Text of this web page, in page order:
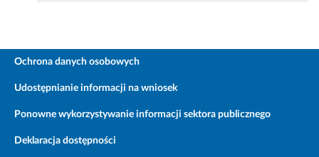
Ochrona danych osobowych
Udostępnianie informacji na wniosek
Ponowne wykorzystywanie informacji sektora publicznego
Deklaracja dostępności